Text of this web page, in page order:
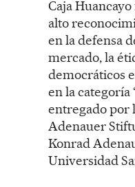
Caja
alto
en la defensa
mercado, la
democráticos
en la categoría
entregado por
Adenauer
Konrad
Universidad